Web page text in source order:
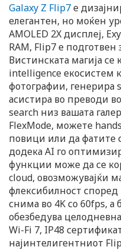
Galaxy Z Flip7е
елегантен, но моќен
AMOLED 2X дисплеј,
RAM, Flip7 е
Вистинската магија се
intelligence екосистем
фотографии, генерира
асистира во преводи
search низ вашата
FlexMode, можете
повици или да фатите
додека AI го
функции може да се
cloud, овозможувајќи
флексибилност
снима во 4K со 60fps, а
обезбедува
Wi-Fi 7, IP48
најинтелигентниот